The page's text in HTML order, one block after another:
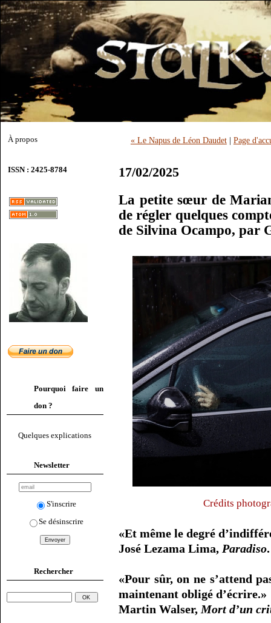
À propos
ISSN : 2425-8784
Pourquoi faire un
don ?
Quelques explications
Newsletter
S'inscrire
Se désinscrire
Rechercher
« Le Napus de Léon Daudet| Page
17/02/2025
La petite sœur de
de régler quelques
de Silvina Ocampo, par
Crédits
«Et même le degré
José Lezama Lima, Paradiso.
«Pour sûr, on ne s’attend
maintenant obligé d’écrire.»
Martin Walser, Mort d’un